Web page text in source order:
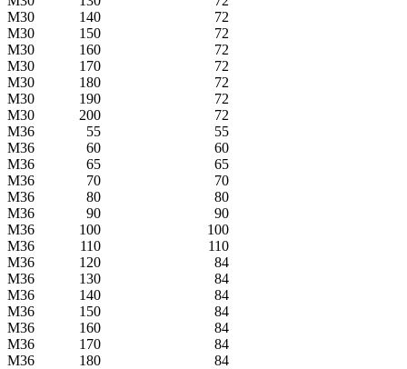
M30
140
72
M30
150
72
M30
160
72
M30
170
72
M30
180
72
M30
190
72
M30
200
72
M36
55
55
M36
60
60
M36
65
65
M36
70
70
M36
80
80
M36
90
90
M36
100
100
M36
110
110
M36
120
84
M36
130
84
M36
140
84
M36
150
84
M36
160
84
M36
170
84
M36
180
84